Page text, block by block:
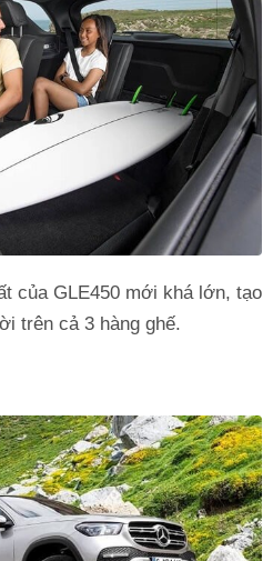
của GLE450 mới khá lớn, tạo
trên cả 3 hàng ghế.